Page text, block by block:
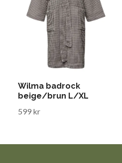
Wilma badrock
beige/brun L/XL
599 kr